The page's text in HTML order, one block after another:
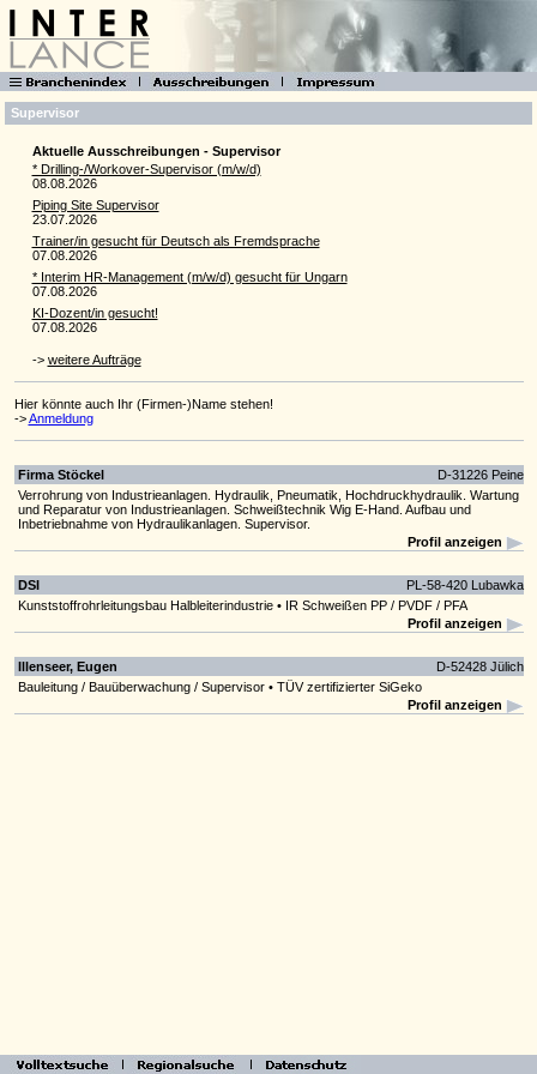
Supervisor
Aktuelle Ausschreibungen - Supervisor
* Drilling-/Workover-Supervisor (m/w/d)
08.08.2026
Piping Site Supervisor
23.07.2026
Trainer/in gesucht für Deutsch als Fremdsprache
07.08.2026
* Interim HR-Manage­ment (m/w/d) gesucht für Ungarn
07.08.2026
KI-Dozent/in gesucht!
07.08.2026
-> weitere Aufträge
Hier könnte auch Ihr (Firmen-)Name stehen!
->Anmeldung
Firma Stöckel
D-31226 Peine
Verrohrung von Industrieanlagen. Hydraulik, Pneumatik, Hochdruckhydraulik. Wartung
und Reparatur von Industrieanlagen. Schweißtechnik Wig E-Hand. Aufbau und
Inbetriebnahme von Hydraulikanlagen. Supervisor.
Profil anzeigen
DSI
PL-58-420 Lubawka
Kunststoffrohrleitungsbau Halbleiterindustrie • IR Schweißen PP / PVDF / PFA
Profil anzeigen
Illenseer, Eugen
D-52428 Jülich
Bauleitung / Bauüberwachung / Supervisor • TÜV zertifizierter SiGeko
Profil anzeigen